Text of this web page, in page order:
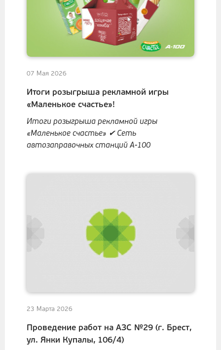
07 Мая 2026
Итоги розыгрыша рекламной игры
«Маленькое счастье»!
Итоги розыгрыша рекламной игры
«Маленькое счастье» ✔ Сеть
автозаправочных станций А-100
23 Марта 2026
Проведение работ на АЗС №29 (г. Брест,
ул. Янки Купалы, 106/4)